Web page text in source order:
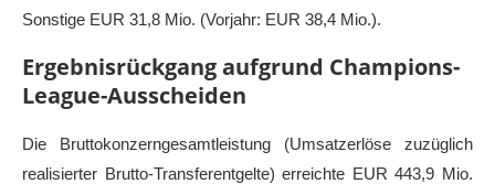
Sonstige EUR 31,8 Mio. (Vorjahr: EUR 38,4 Mio.).
Ergebnisrückgang aufgrund Champions-
League-Ausscheiden
Die Bruttokonzerngesamtleistung (Umsatzerlöse zuzüglich
realisierter Brutto-Transferentgelte) erreichte EUR 443,9 Mio.